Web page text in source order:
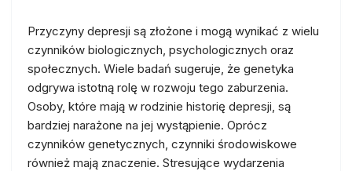
Przyczyny depresji są złożone i mogą wynikać z wielu
czynników biologicznych, psychologicznych oraz
społecznych. Wiele badań sugeruje, że genetyka
odgrywa istotną rolę w rozwoju tego zaburzenia.
Osoby, które mają w rodzinie historię depresji, są
bardziej narażone na jej wystąpienie. Oprócz
czynników genetycznych, czynniki środowiskowe
również mają znaczenie. Stresujące wydarzenia